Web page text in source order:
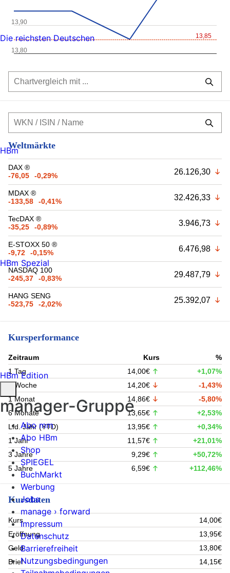
13,85
13,80
13,90
Weltmärkte
DAX ®
-76,05
-0,29% 26.126,30
MDAX ®
-133,58
-0,41% 32.426,33
TecDAX ®
-35,25
-0,89% 3.946,73
E-STOXX 50 ®
-9,72
-0,15% 6.476,98
NASDAQ 100
-245,37
-0,83% 29.487,79
HANG SENG
-523,75
-2,02% 25.392,07
Kursperformance
Zeitraum Kurs
%
1 Tag
14,00€
+1,07%
1 Woche
14,20€
-1,43%
1 Monat
14,86€
-5,80%
6 Monate
13,65€
+2,53%
Lfd. Jahr (YTD)
13,95€
+0,34%
1 Jahr
11,57€
+21,01%
3 Jahre
9,29€
+50,72%
5 Jahre
6,59€ +112,46%
Kursdaten
Kurs
14,00€
Eröffnung
13,95€
Geld
13,80€
Brief
14,15€
Die reichsten Deutschen
HBm
HBm Spezial
HBm Edition
manager-Gruppe
Abo mm
Abo HBm
Shop
SPIEGEL
BuchMarkt
Werbung
Jobs
manage › forward
Impressum
Datenschutz
Barrierefreiheit
Nutzungsbedingungen